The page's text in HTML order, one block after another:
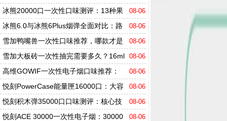
评测：四档调冰+三模式，凭什么席卷市场？
08-06
冰熊20000口一次性口味测评：13种果
味一次说透，值得买吗？ 08-06
冰熊6.0与冰熊6Plus烟弹全面对比：路
线之争，容量、口感、口味全维度拆解 08-06
雪加鸭嘴兽一次性口味推荐，哪款才是
真正的口感之王？ 08-06
雪加大板砖一次性抽完需要多久？16ml
烟油+陶瓷芯的真实表现 08-06
高维GOWIF一次性电子烟口味推荐：
哪款才是真正的口感王者？ 08-06
悦刻PowerCase能量匣16000口：大容
量换弹电子烟到底值不值得买？ 08-06
悦刻积木弹35000口口味测评：核心技
术拆解，这款到底值不值得买？ 08-06
悦刻ACE 30000一次性电子烟：30000